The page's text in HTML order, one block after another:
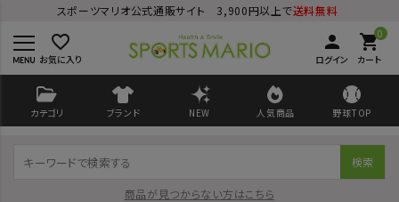
スポーツマリオ公式通販サイト 3,900円以上で送料無料
favorite_border
お気に入り
person
ログイン
0
shopping_cart
カート
カテゴリ ブランド NEW 人気商品 野球TOP
検索
商品が見つからない方はこちら